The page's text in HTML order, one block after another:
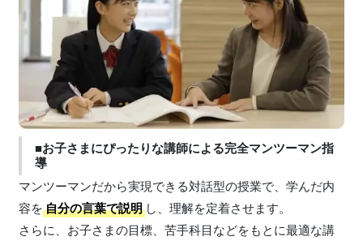
■お子さまにぴったりな講師による完全マンツーマン指
導
マンツーマンだから実現できる対話型の授業で、学んだ内
容を 自分の言葉で説明し、理解を定着させます。
さらに、お子さまの目標、苦手科目などをもとに最適な講